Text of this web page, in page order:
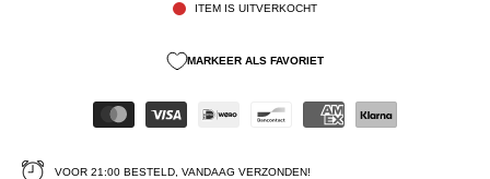
ITEM IS UITVERKOCHT
MARKEER ALS FAVORIET
VOOR 21:00 BESTELD, VANDAAG VERZONDEN!